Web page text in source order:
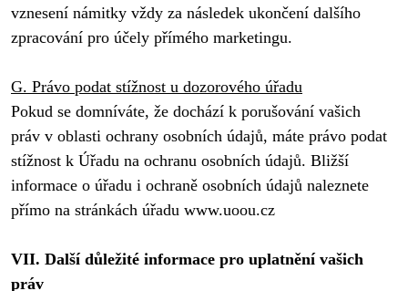
vznesení námitky vždy za následek ukončení dalšího
zpracování pro účely přímého marketingu.
G. Právo podat stížnost u dozorového úřadu
Pokud se domníváte, že dochází k porušování vašich
práv v oblasti ochrany osobních údajů, máte právo podat
stížnost k Úřadu na ochranu osobních údajů. Bližší
informace o úřadu i ochraně osobních údajů naleznete
přímo na stránkách úřadu www.uoou.cz
VII. Další důležité informace pro uplatnění vašich
práv